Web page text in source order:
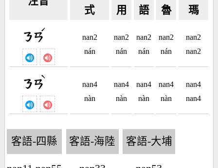
式 用 語 魯 瑪
ㄋㄢ
ˊ
nan2
nán
nan2
nán
nan2
nán
nan2
nán
nan2
nan2
ㄋㄢ
ˋ
nan4
nàn
nan4
nàn
nan4
nàn
nan4
nàn
nan4
nan4
客語-四縣 客語-海陸 客語-大埔